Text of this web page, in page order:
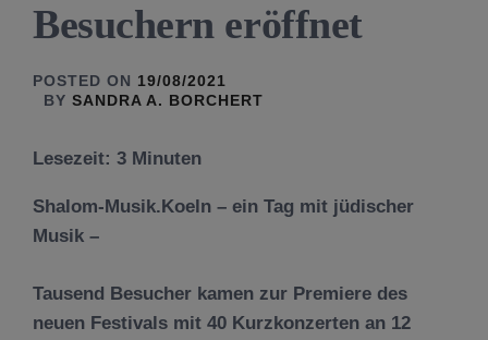
Besuchern eröffnet
POSTED ON 19/08/2021
BY SANDRA A. BORCHERT
Lesezeit: 3 Minuten
Shalom-Musik.Koeln – ein Tag mit jüdischer
Musik –
Tausend Besucher kamen zur Premiere des
neuen Festivals mit 40 Kurzkonzerten an 12